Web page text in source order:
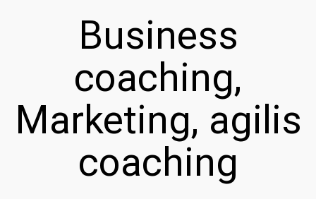
Business
coaching,
Marketing, agilis
coaching